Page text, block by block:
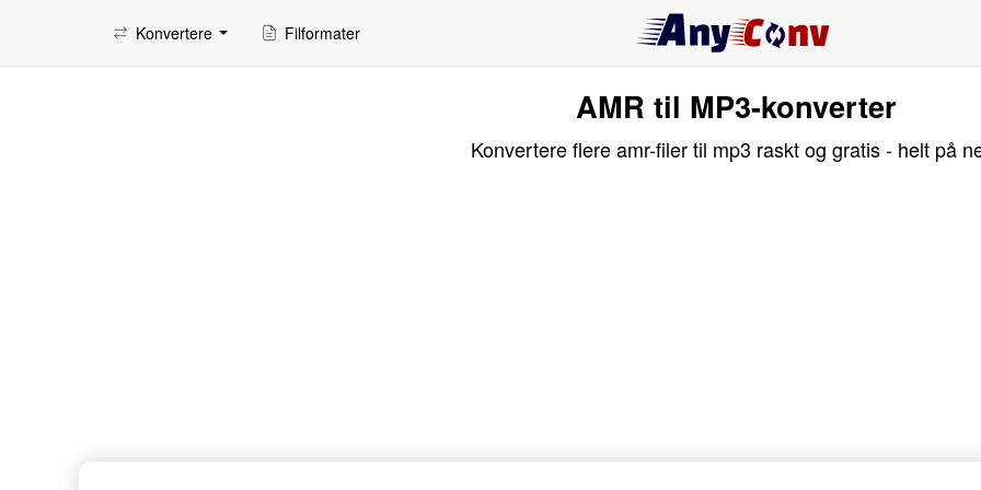
Konvertere Filformater
AMR til MP3-konverter
Konvertere flere amr-filer til mp3 raskt og gratis - helt på